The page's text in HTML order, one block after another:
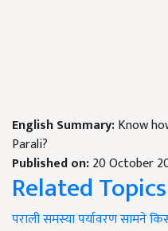
English Summary:Know
Parali?
Published on:20 October
Related Topics
परालीसमस्यापर्यावरणसामने